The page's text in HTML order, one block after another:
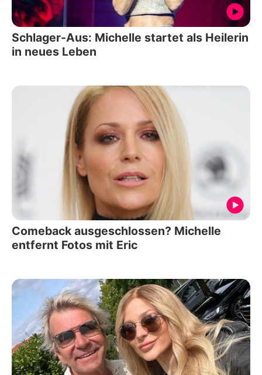
Schlager-Aus: Michelle startet als Heilerin
in neues Leben
Comeback ausgeschlossen? Michelle
entfernt Fotos mit Eric